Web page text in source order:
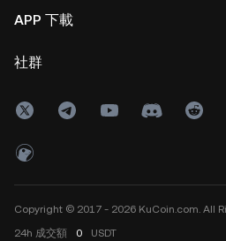
APP 下載
社群
Copyright © 2017 - 2026 KuCoin.com. All
24h 成交額 0 USDT